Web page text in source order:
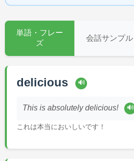
単語・フレー
ズ
会話サンプル
delicious 🔊
This is absolutely delicious! 🔊
これは本当においしいです！